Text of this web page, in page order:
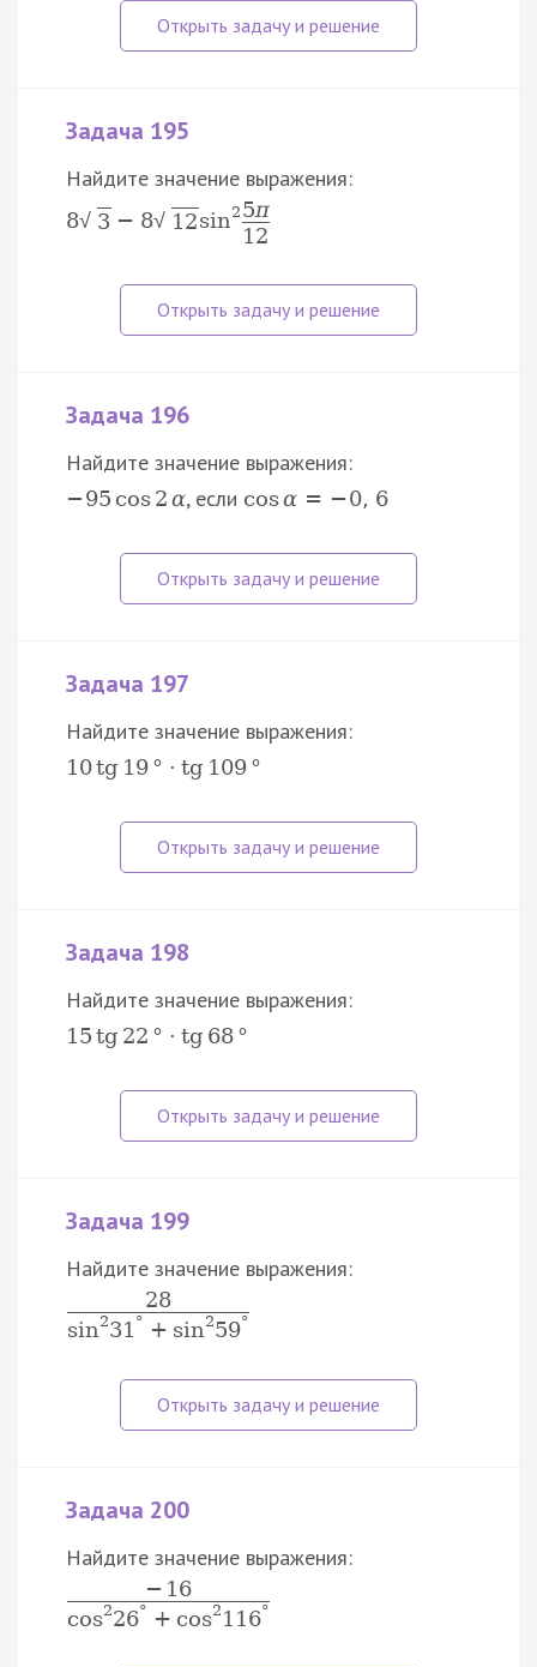
Задача 195
Найдите значение выражения:
8√ 3 − 8√ 12sin 2 5π
12
Задача 196
Найдите значение выражения:
−95 cos2 α, если cosα = −0, 6
Задача 197
Найдите значение выражения:
10tg 19° ⋅ tg 109°
Задача 198
Найдите значение выражения:
15tg 22 ° ⋅ tg 68°
Задача 199
Найдите значение выражения:
28
sin231 ° + sin259°
Задача 200
Найдите значение выражения:
− 16
cos226° + cos2 116°